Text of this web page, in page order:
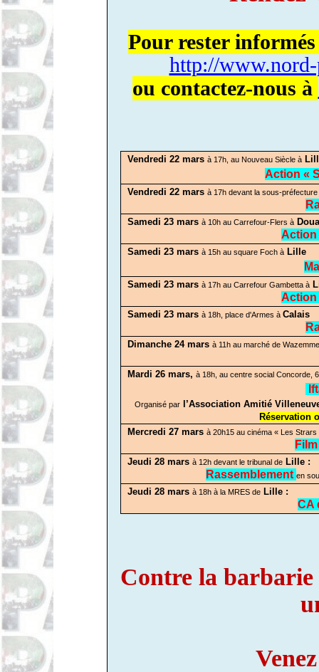
Pour rester
http://www.nord-
ou contactez-nous à
Vendredi 22 mars à 17h, au Nouveau Siècle à
Action «
Vendredi 22 mars à 17h devant la sous-préfecture
Samedi 23 mars à 10h au Carrefour-Flers à
Action
Samedi 23 mars à 15h au square Foch à Lille
Samedi 23 mars à 17h au Carrefour Gambetta à
Action
Samedi 23 mars à 18h, place d'Armes à Calais
Dimanche 24 mars à 11h au marché de
Mardi 26 mars, à 18h, au centre social Concorde,
Organisé parl’Association Amitié
Réservation
Mercredi 27 mars à 20h15 au cinéma « Les
Jeudi 28 mars à 12h devant le tribunal de Lille :
Rassemblement en
Jeudi 28 mars à 18h à la MRES de Lille :
CA
Contre la barbarie